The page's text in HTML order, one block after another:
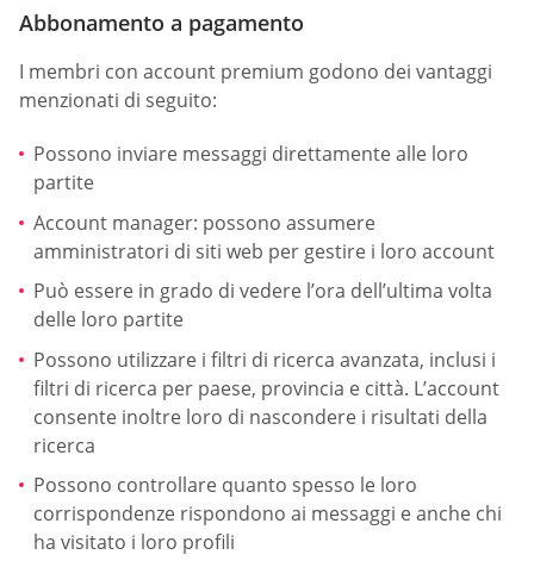
Abbonamento a pagamento
I membri con account premium godono dei vantaggi
menzionati di seguito:
Possono inviare messaggi direttamente alle loro
partite
Account manager: possono assumere
amministratori di siti web per gestire i loro account
Può essere in grado di vedere l’ora dell’ultima volta
delle loro partite
Possono utilizzare i filtri di ricerca avanzata, inclusi i
filtri di ricerca per paese, provincia e città. L’account
consente inoltre loro di nascondere i risultati della
ricerca
Possono controllare quanto spesso le loro
corrispondenze rispondono ai messaggi e anche chi
ha visitato i loro profili